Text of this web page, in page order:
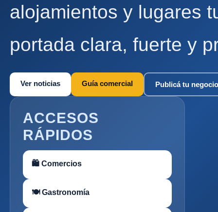
alojamientos y lugares
portada clara, fuerte y
Ver noticias Guía comercial Publicá tu negocio
ACCESOS
RÁPIDOS
🛍 Comercios
🍽 Gastronomía